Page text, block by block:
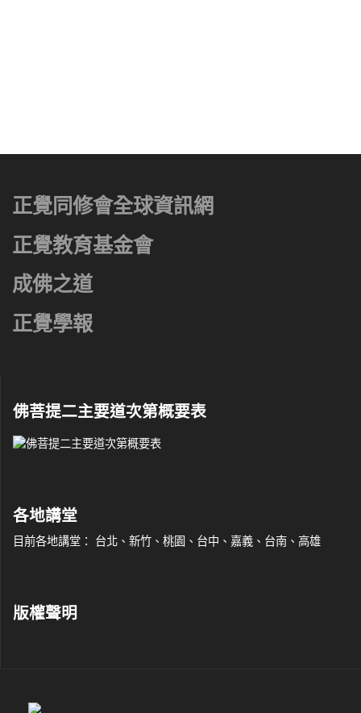
正覺同修會全球資訊網
正覺教育基金會
成佛之道
正覺學報
佛菩提二主要道次第概要表
各地講堂
目前各地講堂： 台北、新竹、桃園、台中、嘉義、台南、高雄
版權聲明